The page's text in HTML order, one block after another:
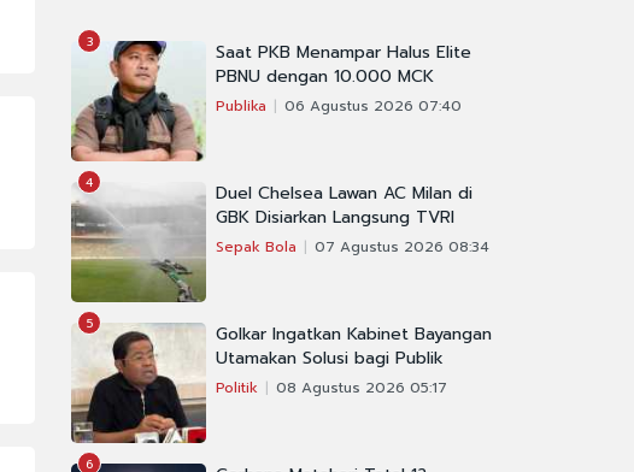
3
Saat PKB Menampar Halus Elite
PBNU dengan 10.000 MCK
Publika 06 Agustus 2026 07:40
4
Duel Chelsea Lawan AC Milan di
GBK Disiarkan Langsung TVRI
Sepak Bola 07 Agustus 2026 08:34
5
Golkar Ingatkan Kabinet Bayangan
Utamakan Solusi bagi Publik
Politik 08 Agustus 2026 05:17
6